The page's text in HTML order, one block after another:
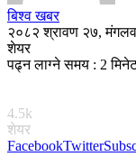
बिश्व खबर
२०८२ श्रावण २७,
शेयर
पढ्न लाग्ने समय : 2
4.5k
शेयर
FacebookTwitter